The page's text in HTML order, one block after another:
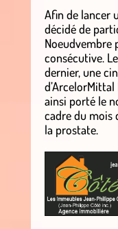
Afin de lancer
décidé de
Noeudvembre
consécutive.
dernier, une
ainsi porté le
cadre du mois
la prostate.